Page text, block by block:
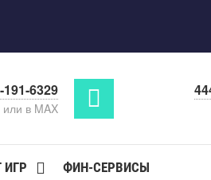
191-6329
или в MAX
ИГР ФИН-СЕРВИСЫ